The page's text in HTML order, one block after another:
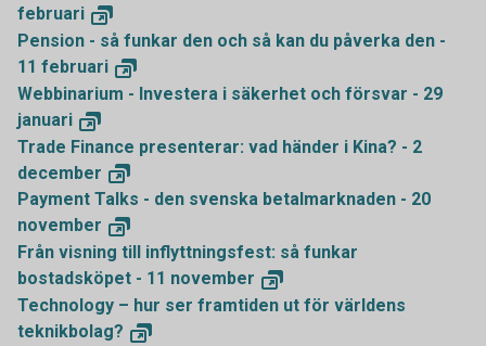
februari
Pension - så funkar den och så kan du påverka den -
11 februari
Webbinarium - Investera i säkerhet och försvar - 29
januari
Trade Finance presenterar: vad händer i Kina? - 2
december
Payment Talks - den svenska betalmarknaden - 20
november
Från visning till inflyttningsfest: så funkar
bostadsköpet - 11 november
Technology – hur ser framtiden ut för världens
teknikbolag?